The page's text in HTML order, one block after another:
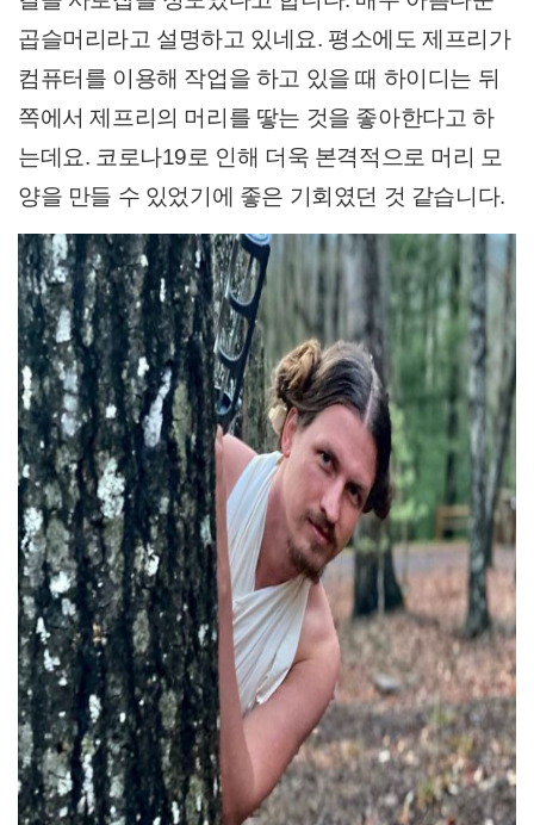
곱슬머리라고 설명하고 있네요. 평소에도 제프리가
컴퓨터를 이용해 작업을 하고 있을 때 하이디는 뒤
쪽에서 제프리의 머리를 땋는 것을 좋아한다고 하
는데요. 코로나19로 인해 더욱 본격적으로 머리 모
양을 만들 수 있었기에 좋은 기회였던 것 같습니다.